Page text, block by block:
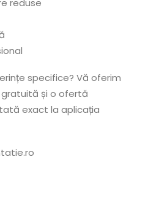
reduse
specifice? Vă oferim
și o ofertă
exact la aplicația